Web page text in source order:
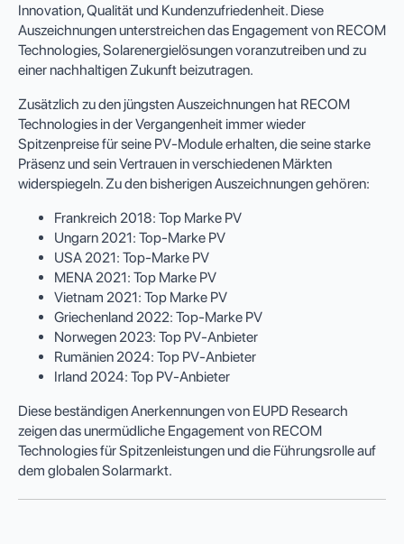
Innovation, Qualität und Kundenzufriedenheit. Diese
Auszeichnungen unterstreichen das Engagement von RECOM
Technologies, Solarenergielösungen voranzutreiben und zu
einer nachhaltigen Zukunft beizutragen.
Zusätzlich zu den jüngsten Auszeichnungen hat RECOM
Technologies in der Vergangenheit immer wieder
Spitzenpreise für seine PV-Module erhalten, die seine starke
Präsenz und sein Vertrauen in verschiedenen Märkten
widerspiegeln. Zu den bisherigen Auszeichnungen gehören:
Frankreich 2018: Top Marke PV
Ungarn 2021: Top-Marke PV
USA 2021: Top-Marke PV
MENA 2021: Top Marke PV
Vietnam 2021: Top Marke PV
Griechenland 2022: Top-Marke PV
Norwegen 2023: Top PV-Anbieter
Rumänien 2024: Top PV-Anbieter
Irland 2024: Top PV-Anbieter
Diese beständigen Anerkennungen von EUPD Research
zeigen das unermüdliche Engagement von RECOM
Technologies für Spitzenleistungen und die Führungsrolle auf
dem globalen Solarmarkt.